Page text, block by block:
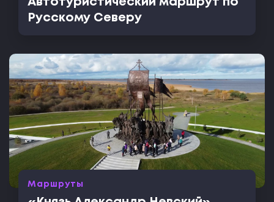
Русскому Северу
Маршруты